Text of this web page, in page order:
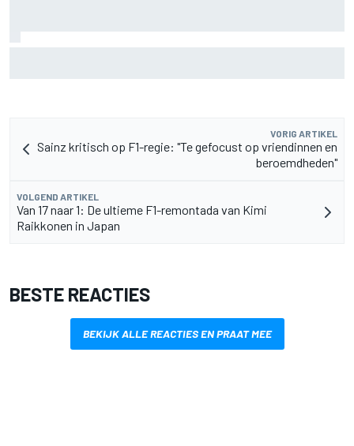
VORIG ARTIKEL
Sainz kritisch op F1-regie: "Te gefocust op vriendinnen en
beroemdheden"
VOLGEND ARTIKEL
Van 17 naar 1: De ultieme F1-remontada van Kimi
Raikkonen in Japan
BESTE REACTIES
BEKIJK ALLE REACTIES EN PRAAT MEE